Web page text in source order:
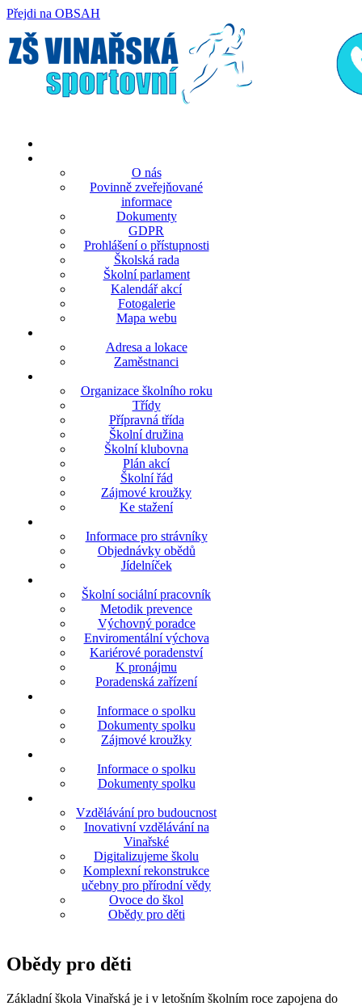
Přejdi na OBSAH
O nás
Povinně zveřejňované
informace
Dokumenty
GDPR
Prohlášení o přístupnosti
Školská rada
Školní parlament
Kalendář akcí
Fotogalerie
Mapa webu
Adresa a lokace
Zaměstnanci
Organizace školního roku
Třídy
Přípravná třída
Školní družina
Školní klubovna
Plán akcí
Školní řád
Zájmové kroužky
Ke stažení
Informace pro strávníky
Objednávky obědů
Jídelníček
Školní sociální pracovník
Metodik prevence
Výchovný poradce
Enviromentální výchova
Kariérové poradenství
K pronájmu
Poradenská zařízení
Informace o spolku
Dokumenty spolku
Zájmové kroužky
Informace o spolku
Dokumenty spolku
Vzdělávání pro budoucnost
Inovativní vzdělávání na
Vinařské
Digitalizujeme školu
Komplexní rekonstrukce
učebny pro přírodní vědy
Ovoce do škol
Obědy pro děti
Obědy pro děti
Základní škola Vinařská je i v letošním školním roce zapojena do
rok
měsíc
rok
měsíc